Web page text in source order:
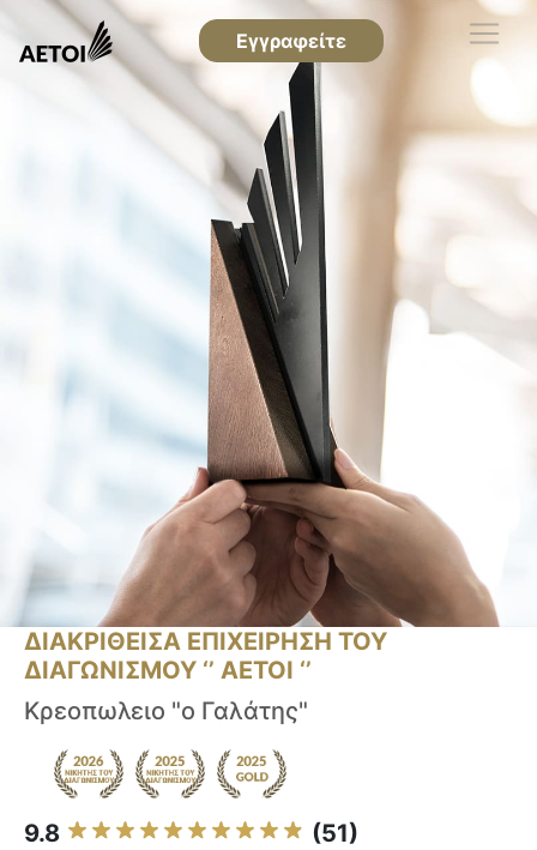
Εγγραφείτε
ΔΙΑΚΡΙΘΕΙΣΑ ΕΠΙΧΕΙΡΗΣΗ ΤΟΥ
ΔΙΑΓΩΝΙΣΜΟΥ ‘’ ΑΕΤΟΙ ‘’
Κρεοπωλειο "ο Γαλάτης"
9.8 (51)